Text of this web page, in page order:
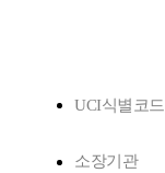
UCI식별코드
소장기관